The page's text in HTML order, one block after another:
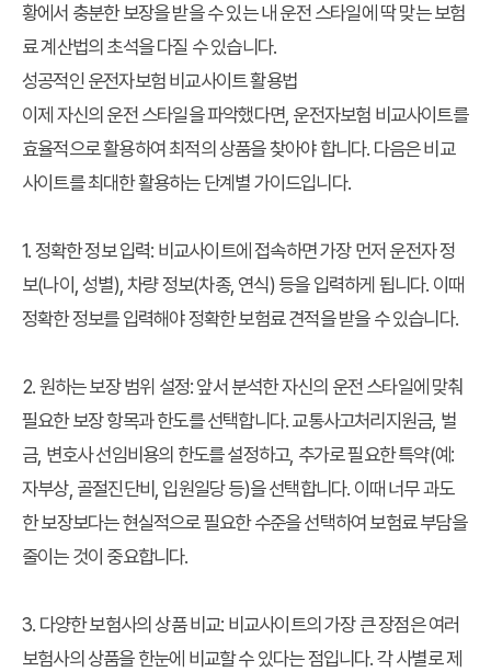
황에서 충분한 보장을 받을 수 있는 내 운전 스타일에 딱 맞는 보험
료 계산법의 초석을 다질 수 있습니다.
성공적인 운전자보험 비교사이트 활용법
이제 자신의 운전 스타일을 파악했다면, 운전자보험 비교사이트를
효율적으로 활용하여 최적의 상품을 찾아야 합니다. 다음은 비교
사이트를 최대한 활용하는 단계별 가이드입니다.
1. 정확한 정보 입력: 비교사이트에 접속하면 가장 먼저 운전자 정
보(나이, 성별), 차량 정보(차종, 연식) 등을 입력하게 됩니다. 이때
정확한 정보를 입력해야 정확한 보험료 견적을 받을 수 있습니다.
2. 원하는 보장 범위 설정: 앞서 분석한 자신의 운전 스타일에 맞춰
필요한 보장 항목과 한도를 선택합니다. 교통사고처리지원금, 벌
금, 변호사 선임비용의 한도를 설정하고, 추가로 필요한 특약(예:
자부상, 골절진단비, 입원일당 등)을 선택합니다. 이때 너무 과도
한 보장보다는 현실적으로 필요한 수준을 선택하여 보험료 부담을
줄이는 것이 중요합니다.
3. 다양한 보험사의 상품 비교: 비교사이트의 가장 큰 장점은 여러
보험사의 상품을 한눈에 비교할 수 있다는 점입니다. 각 사별로 제